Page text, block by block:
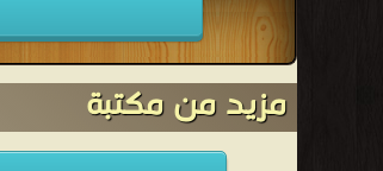
مزيد من مكتبة